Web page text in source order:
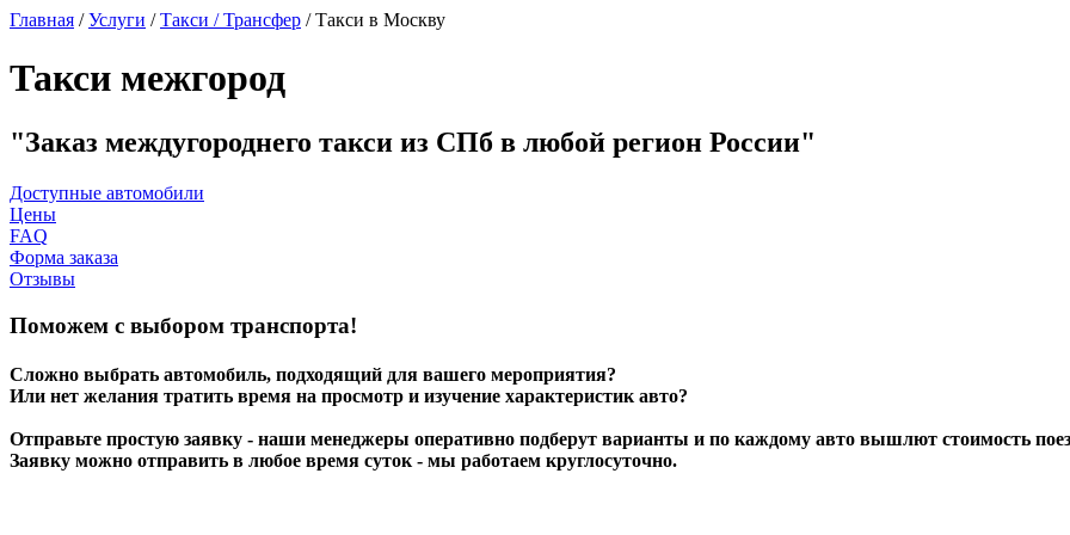
Главная / Услуги / Такси / Трансфер / Такси в Москву
Такси межгород
Заказ междугороднего такси из СПб в любой регион России
Доступные автомобили
Цены
FAQ
Форма заказа
Отзывы
Поможем с выбором транспорта!
Сложно выбрать автомобиль, подходящий для вашего мероприятия?
Или нет желания тратить время на просмотр и изучение характеристик авто?
Отправьте простую заявку - наши менеджеры оперативно подберут варианты и по каждому авто вышлют стоимость
Заявку можно отправить в любое время суток - мы работаем круглосуточно.